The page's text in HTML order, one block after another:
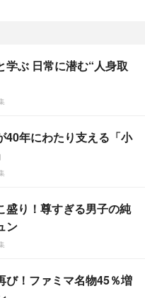
学ぶ 日常に潜む“人身取
40年にわたり支える「小
盛り！尊すぎる男子の純
ン
び！ファミマ名物45％増